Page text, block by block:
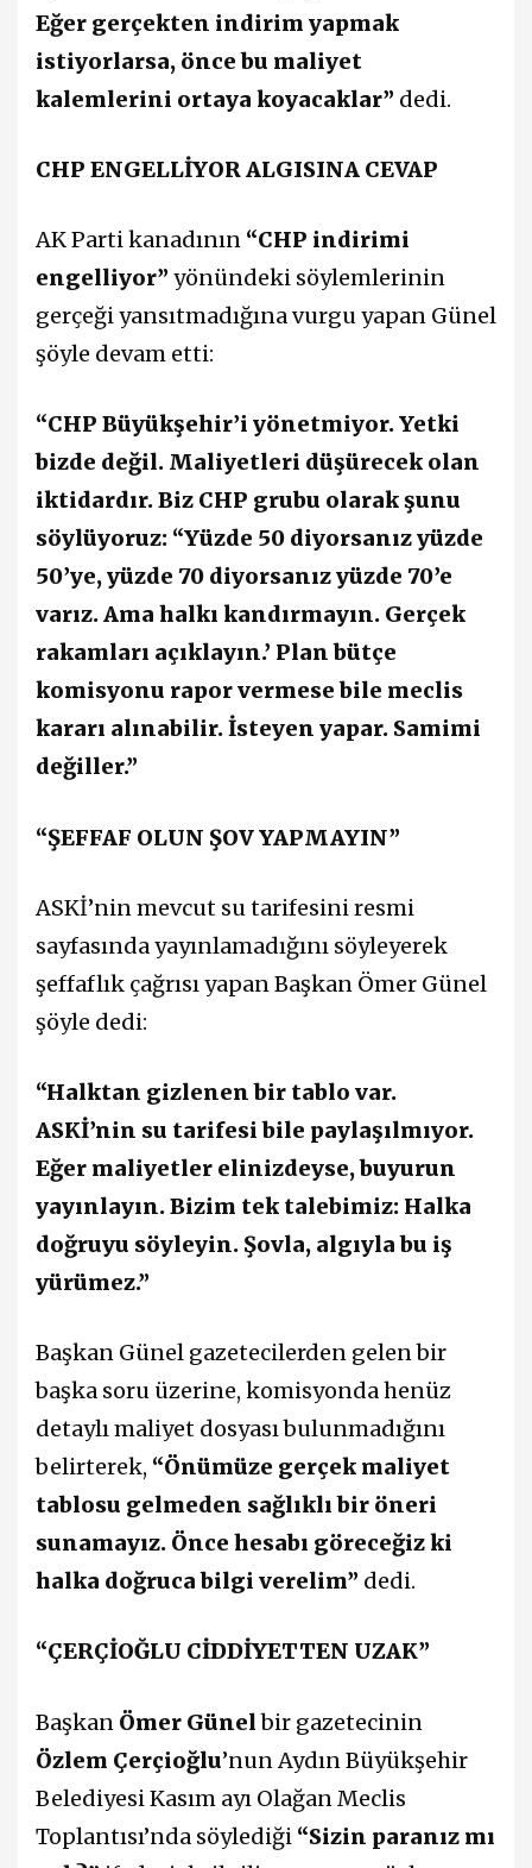
Eğer gerçekten indirim yapmak
istiyorlarsa, önce bu maliyet
kalemlerini ortaya koyacaklar” dedi.
CHP ENGELLİYOR ALGISINA CEVAP
AK Parti kanadının “CHP indirimi
engelliyor” yönündeki söylemlerinin
gerçeği yansıtmadığına vurgu yapan Günel
şöyle devam etti:
“CHP Büyükşehir’i yönetmiyor. Yetki
bizde değil. Maliyetleri düşürecek olan
iktidardır. Biz CHP grubu olarak şunu
söylüyoruz: “Yüzde 50 diyorsanız yüzde
50’ye, yüzde 70 diyorsanız yüzde 70’e
varız. Ama halkı kandırmayın. Gerçek
rakamları açıklayın.’ Plan bütçe
komisyonu rapor vermese bile meclis
kararı alınabilir. İsteyen yapar. Samimi
değiller.”
“ŞEFFAF OLUN ŞOV YAPMAYIN”
ASKİ’nin mevcut su tarifesini resmi
sayfasında yayınlamadığını söyleyerek
şeffaflık çağrısı yapan Başkan Ömer Günel
şöyle dedi:
“Halktan gizlenen bir tablo var.
ASKİ’nin su tarifesi bile paylaşılmıyor.
Eğer maliyetler elinizdeyse, buyurun
yayınlayın. Bizim tek talebimiz: Halka
doğruyu söyleyin. Şovla, algıyla bu iş
yürümez.”
Başkan Günel gazetecilerden gelen bir
başka soru üzerine, komisyonda henüz
detaylı maliyet dosyası bulunmadığını
belirterek, “Önümüze gerçek maliyet
tablosu gelmeden sağlıklı bir öneri
sunamayız. Önce hesabı göreceğiz ki
halka doğruca bilgi verelim” dedi.
“ÇERÇİOĞLU CİDDİYETTEN UZAK”
Başkan Ömer Günelbir gazetecinin
Özlem Çerçioğlu’nun Aydın Büyükşehir
Belediyesi Kasım ayı Olağan Meclis
Toplantısı’nda söylediği “Sizin paranız mı